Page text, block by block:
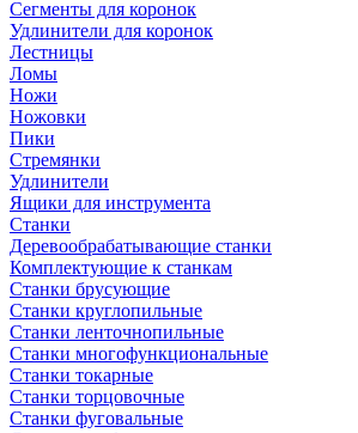
Сегменты для коронок
Удлинители для коронок
Лестницы
Ломы
Ножи
Ножовки
Пики
Стремянки
Удлинители
Ящики для инструмента
Станки
Деревообрабатывающие станки
Комплектующие к станкам
Станки брусующие
Станки круглопильные
Станки ленточнопильные
Станки многофункциональные
Станки токарные
Станки торцовочные
Станки фуговальные